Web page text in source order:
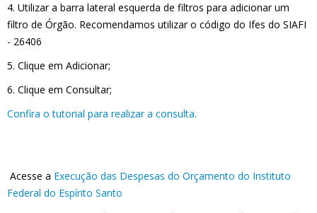
4. Utilizar a barra lateral esquerda de filtros para adicionar um
filtro de Órgão. Recomendamos utilizar o código do Ifes do SIAFI
- 26406
5. Clique em Adicionar;
6. Clique em Consultar;
Confira o tutorial para realizar a consulta.
Acesse a Execução das Despesas do Orçamento do Instituto
Federal do Espírito Santo